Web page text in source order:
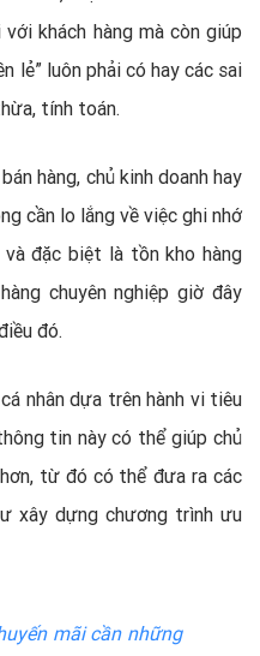
khách hàng mà còn giúp
lẻ” luôn phải có hay các sai
tính toán.
hàng, chủ kinh doanh hay
cần lo lắng về việc ghi nhớ
đặc biệt là tồn kho hàng
chuyên nghiệp giờ đây
đó.
nhân dựa trên hành vi tiêu
tin này có thể giúp chủ
từ đó có thể đưa ra các
xây dựng chương trình ưu
mãi cần những